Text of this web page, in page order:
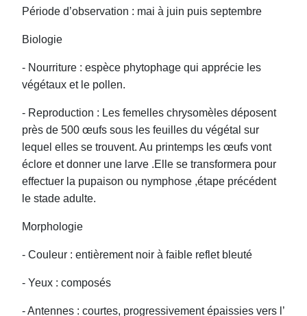
Période d’observation : mai à juin puis septembre
Biologie
- Nourriture : espèce phytophage qui apprécie les
végétaux et le pollen.
- Reproduction : Les femelles chrysomèles déposent
près de 500 œufs sous les feuilles du végétal sur
lequel elles se trouvent. Au printemps les œufs vont
éclore et donner une larve .Elle se transformera pour
effectuer la pupaison ou nymphose ,étape précédent
le stade adulte.
Morphologie
- Couleur : entièrement noir à faible reflet bleuté
- Yeux : composés
- Antennes : courtes, progressivement épaissies vers l’